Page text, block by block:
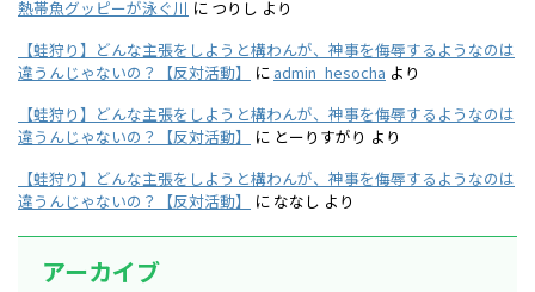
熱帯魚グッピーが泳ぐ川 に つりし より
【蛙狩り】どんな主張をしようと構わんが、神事を侮辱するようなのは
違うんじゃないの？【反対活動】
に admin_hesocha より
【蛙狩り】どんな主張をしようと構わんが、神事を侮辱するようなのは
違うんじゃないの？【反対活動】
に とーりすがり より
【蛙狩り】どんな主張をしようと構わんが、神事を侮辱するようなのは
違うんじゃないの？【反対活動】
に ななし より
アーカイブ